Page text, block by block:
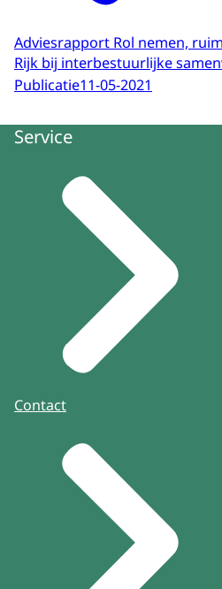
Adviesrapport Rol nemen,
Rijk bij interbestuurlijke
Publicatie11-05-2021
Service
Contact